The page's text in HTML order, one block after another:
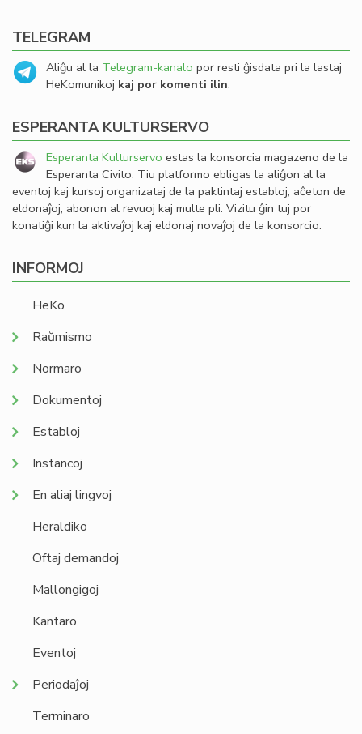
TELEGRAM
Aliĝu al la Telegram-kanalo por resti ĝisdata pri la lastaj
HeKomunikoj kaj por komenti ilin.
ESPERANTA KULTURSERVO
Esperanta Kulturservo estas la konsorcia magazeno de la
Esperanta Civito. Tiu platformo ebligas la aliĝon al la
eventoj kaj kursoj organizataj de la paktintaj establoj, aĉeton de
eldonaĵoj, abonon al revuoj kaj multe pli. Vizitu ĝin tuj por
konatiĝi kun la aktivaĵoj kaj eldonaj novaĵoj de la konsorcio.
INFORMOJ
HeKo
Raŭmismo
Normaro
Dokumentoj
Establoj
Instancoj
En aliaj lingvoj
Heraldiko
Oftaj demandoj
Mallongigoj
Kantaro
Eventoj
Periodaĵoj
Terminaro